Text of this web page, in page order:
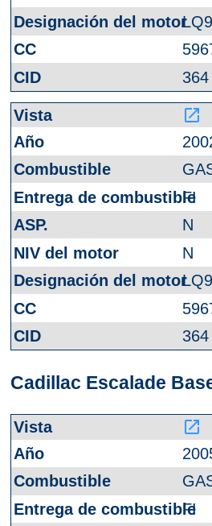
LQ9
364
launch
FI
N
N
LQ9
364
Cadillac Escalade
launch
FI